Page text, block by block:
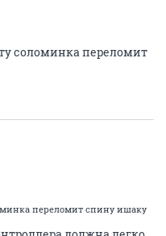
соломинка переломит
переломит спину ишаку